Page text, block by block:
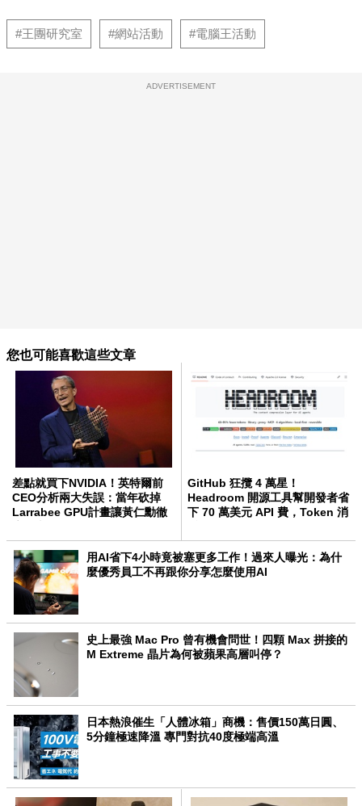
#王團研究室 #網站活動 #電腦王活動
ADVERTISEMENT
您也可能喜歡這些文章
差點就買下NVIDIA！英特爾前
CEO分析兩大失誤：當年砍掉
Larrabee GPU計畫讓黃仁勳徹
GitHub 狂攬 4 萬星！
Headroom 開源工具幫開發者省
下 70 萬美元 API 費，Token 消
用AI省下4小時竟被塞更多工作！過來人曝光：為什
麼優秀員工不再跟你分享怎麼使用AI
史上最強 Mac Pro 曾有機會問世！四顆 Max 拼接的
M Extreme 晶片為何被蘋果高層叫停？
日本熱浪催生「人體冰箱」商機：售價150萬日圓、
5分鐘極速降溫 專門對抗40度極端高溫